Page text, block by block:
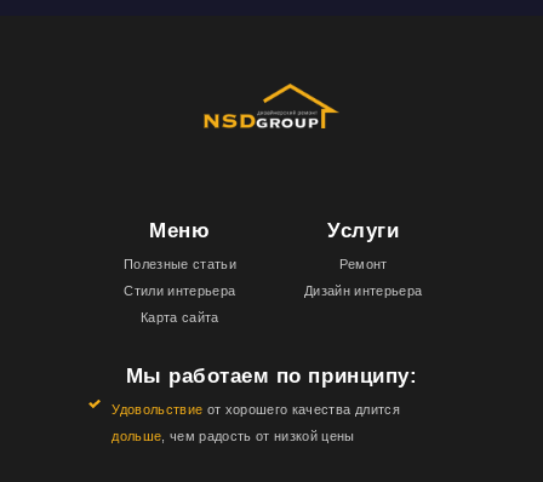
Меню
Полезные статьи
Стили интерьера
Карта сайта
Услуги
Ремонт
Дизайн интерьера
Мы работаем по принципу:
Удовольствие от хорошего качества длится
дольше, чем радость от низкой цены